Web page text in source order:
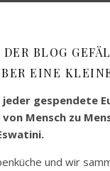
BLOG
EINE
jeder gespendete
Mensch zu
und wir